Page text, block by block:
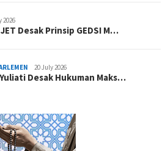
2026
JET Desak Prinsip GEDSI M…
20 July 2026
Yuliati Desak Hukuman Maks…